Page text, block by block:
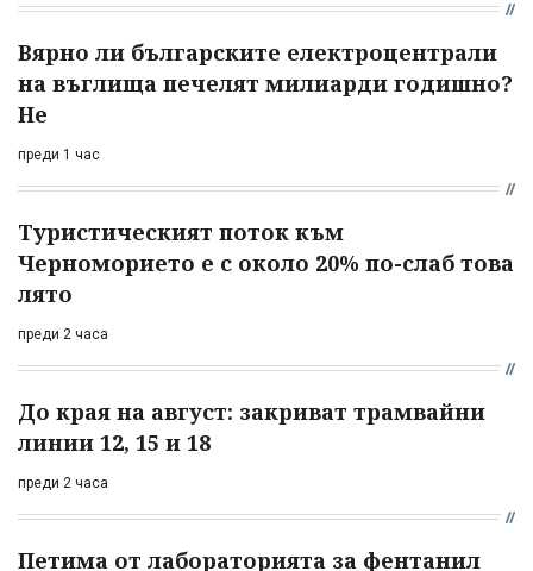
Вярно ли българските електроцентрали
на въглища печелят милиарди годишно?
Не
преди 1 час
Туристическият поток към
Черноморието е с около 20% по-слаб това
лято
преди 2 часа
До края на август: закриват трамвайни
линии 12, 15 и 18
преди 2 часа
Петима от лабораторията за фентанил